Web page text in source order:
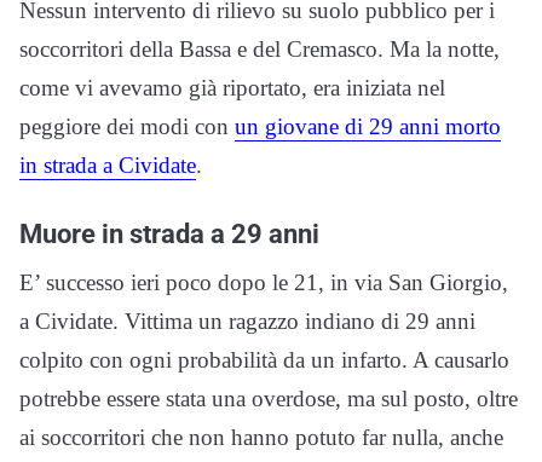
Nessun intervento di rilievo su suolo pubblico per i
soccorritori della Bassa e del Cremasco. Ma la notte,
come vi avevamo già riportato, era iniziata nel
peggiore dei modi con un giovane di 29 anni morto
in strada a Cividate.
Muore in strada a 29 anni
E’ successo ieri poco dopo le 21, in via San Giorgio,
a Cividate. Vittima un ragazzo indiano di 29 anni
colpito con ogni probabilità da un infarto. A causarlo
potrebbe essere stata una overdose, ma sul posto, oltre
ai soccorritori che non hanno potuto far nulla, anche